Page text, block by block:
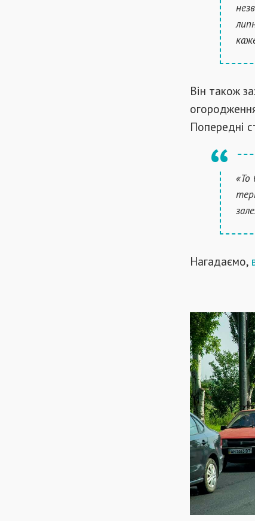
Він також
Попередні
«То
Нагадаємо,